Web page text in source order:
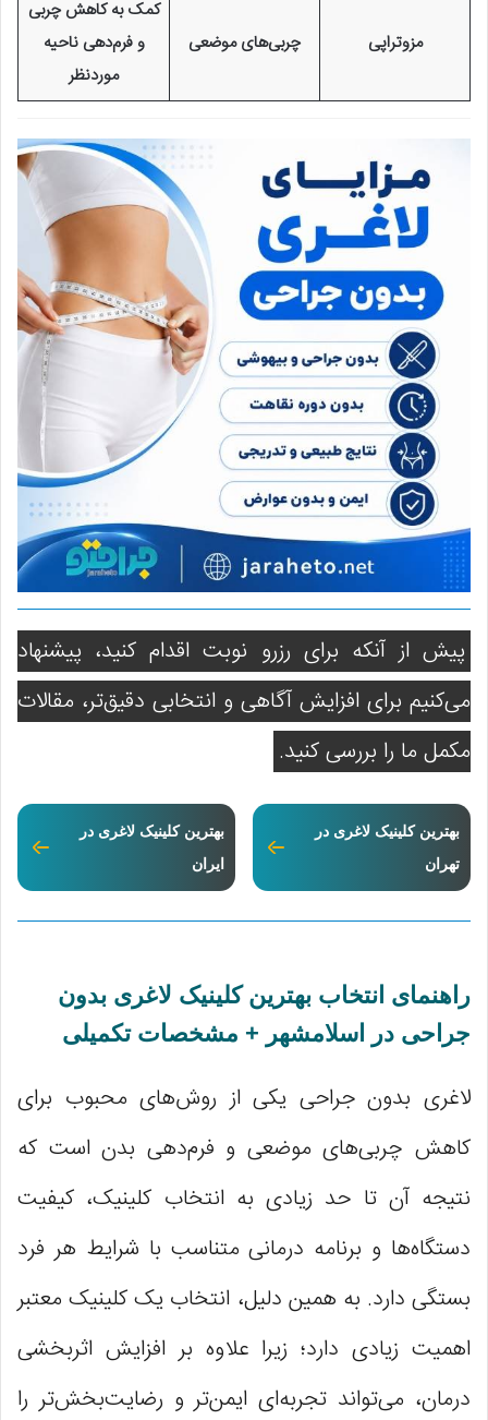
مزوتراپی چربی‌های موضعی
کمک به کاهش چربی
و فرم‌دهی ناحیه
موردنظر
پیش از آنکه برای رزرو نوبت اقدام کنید، پیشنهاد
می‌کنیم برای افزایش آگاهی و انتخابی دقیق‌تر، مقالات
مکمل ما را بررسی کنید.
بهترین کلینیک لاغری در
تهران
بهترین کلینیک لاغری در
ایران
راهنمای انتخاب بهترین کلینیک لاغری بدون
جراحی در اسلامشهر + مشخصات تکمیلی
لاغری بدون جراحی یکی از روش‌های محبوب برای
کاهش چربی‌های موضعی و فرم‌دهی بدن است که
نتیجه آن تا حد زیادی به انتخاب کلینیک، کیفیت
دستگاه‌ها و برنامه درمانی متناسب با شرایط هر فرد
بستگی دارد. به همین دلیل، انتخاب یک کلینیک معتبر
اهمیت زیادی دارد؛ زیرا علاوه بر افزایش اثربخشی
درمان، می‌تواند تجربه‌ای ایمن‌تر و رضایت‌بخش‌تر را